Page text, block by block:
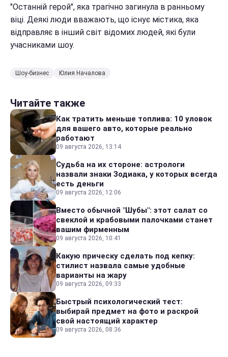
"Останній герой", яка трагічно загинула в ранньому
віці. Деякі люди вважають, що існує містика, яка
відправляє в інший світ відомих людей, які були
учасниками шоу.
Шоу-бизнес Юлия Началова
Читайте также
Как тратить меньше топлива: 10 уловок
для вашего авто, которые реально
работают
09 августа 2026, 13:14
Судьба на их стороне: астрологи
назвали знаки Зодиака, у которых всегда
есть деньги
09 августа 2026, 12:06
Вместо обычной "Шубы": этот салат со
свеклой и крабовыми палочками станет
вашим фирменным
09 августа 2026, 10:41
Какую прическу сделать под кепку:
стилист назвала самые удобные
варианты на жару
09 августа 2026, 09:33
Быстрый психологический тест:
выбирай предмет на фото и раскрой
свой настоящий характер
09 августа 2026, 08:36